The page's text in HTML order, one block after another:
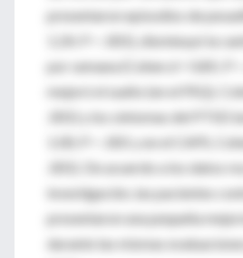
presentaron episodios de
1.24; P < .001), disminuyó la
por semana (Cohen d = 0.85; P
mejoró el sueño (en el PSQI,
.001) y los síntomas del PTSD
1.00; P < .001 y en el CAPS,
.001). De acuerdo a los datos
investigación, las pacientes
presentaron una pequeña
durante las mismas